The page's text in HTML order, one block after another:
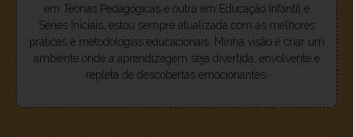
em Teorias Pedagógicas e outra em Educação Infantil e
Séries Iniciais, estou sempre atualizada com as melhores
práticas e metodologias educacionais. Minha visão é criar um
ambiente onde a aprendizagem seja divertida, envolvente e
repleta de descobertas emocionantes.